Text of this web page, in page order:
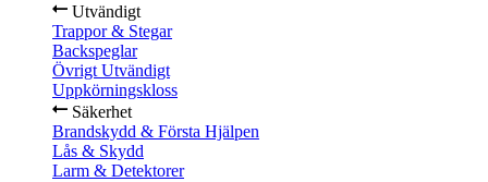
Utvändigt
Trappor & Stegar
Backspeglar
Övrigt Utvändigt
Uppkörningskloss
Säkerhet
Brandskydd & Första Hjälpen
Lås & Skydd
Larm & Detektorer